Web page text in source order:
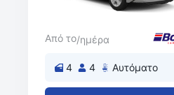
Από το/ημέρα
4 4 Αυτόματο